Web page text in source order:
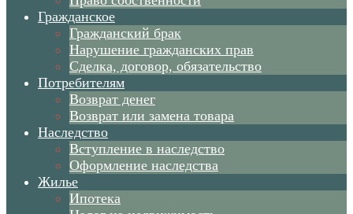
Гражданское
Гражданский брак
Нарушение гражданских прав
Сделка, договор, обязательство
Потребителям
Возврат денег
Возврат или замена товара
Наследство
Вступление в наследство
Оформление наследства
Жилье
Ипотека